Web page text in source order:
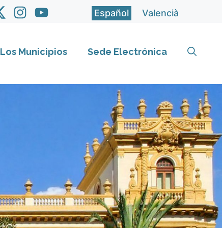
Español Valencià
Los Municipios Sede Electrónica